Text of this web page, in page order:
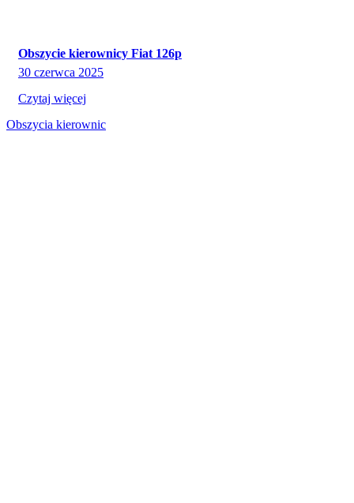
Obszycie kierownicy Fiat 126p
30 czerwca 2025
Czytaj więcej
Obszycia kierownic